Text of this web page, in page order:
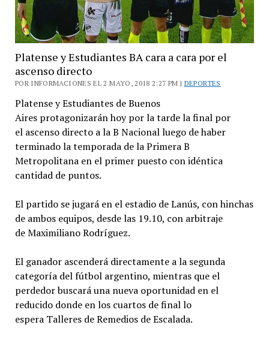
Platense y Estudiantes BA cara a cara por el
ascenso directo
POR INFORMACIONES EL 2 MAYO, 2018 2:27 PM | DEPORTES
Platense y Estudiantes de Buenos
Aires protagonizarán hoy por la tarde la final por
el ascenso directo a la B Nacional luego de haber
terminado la temporada de la Primera B
Metropolitana en el primer puesto con idéntica
cantidad de puntos.
El partido se jugará en el estadio de Lanús, con hinchas
de ambos equipos, desde las 19.10, con arbitraje
de Maximiliano Rodríguez.
El ganador ascenderá directamente a la segunda
categoría del fútbol argentino, mientras que el
perdedor buscará una nueva oportunidad en el
reducido donde en los cuartos de final lo
espera Talleres de Remedios de Escalada.